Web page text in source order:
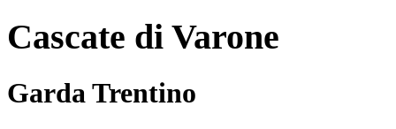
Cascate di Varone
Garda Trentino